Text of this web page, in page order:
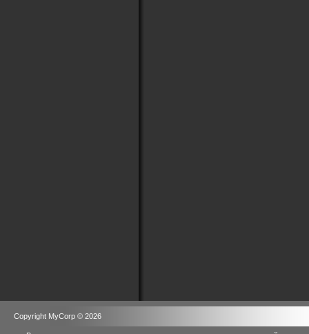
Copyright MyCorp © 2026